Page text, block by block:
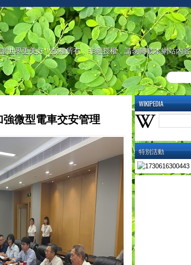
世界更美好！版權所有，非經授權，請勿轉載本網站內容
WIKIPEDIA
特別活動
微型電車交安管理